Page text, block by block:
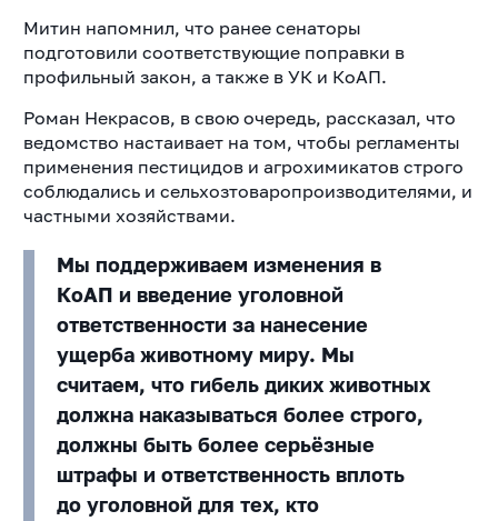
Митин напомнил, что ранее сенаторы
подготовили соответствующие поправки в
профильный закон, а также в УК и КоАП.
Роман Некрасов, в свою очередь, рассказал, что
ведомство настаивает на том, чтобы регламенты
применения пестицидов и агрохимикатов строго
соблюдались и сельхозтоваропроизводителями, и
частными хозяйствами.
Мы поддерживаем изменения в
КоАП и введение уголовной
ответственности за нанесение
ущерба животному миру. Мы
считаем, что гибель диких животных
должна наказываться более строго,
должны быть более серьёзные
штрафы и ответственность вплоть
до уголовной для тех, кто